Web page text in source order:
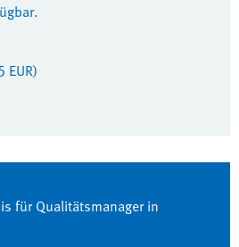
EUR)
für Qualitätsmanager in